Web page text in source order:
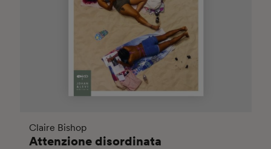
Attenzione disordinata
Claire Bishop